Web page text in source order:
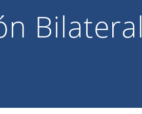
Bilateral